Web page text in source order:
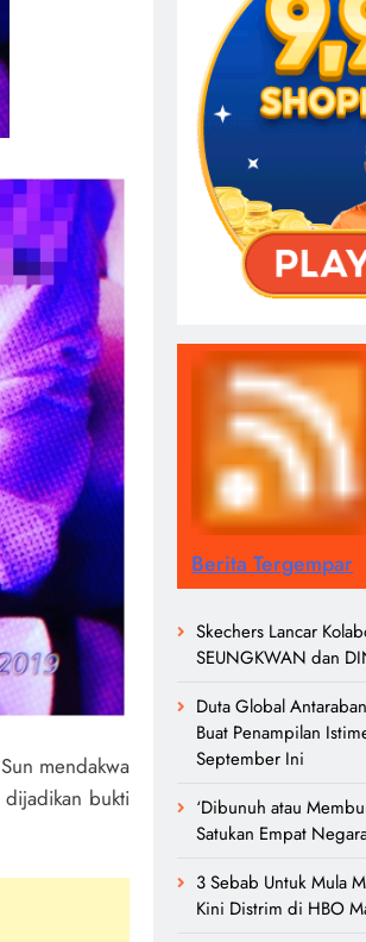
mendakwa
bukti
Berita Tergempar
Skechers Lancar
SEUNGKWAN dan
Duta Global
Buat Penampilan
September Ini
‘Dibunuh atau
Satukan Empat
3 Sebab Untuk Mula
Kini Distrim di HBO